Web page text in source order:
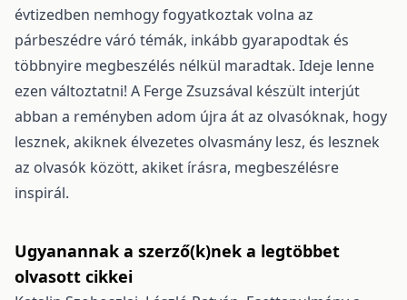
évtizedben nemhogy fogyatkoztak volna az
párbeszédre váró témák, inkább gyarapodtak és
többnyire megbeszélés nélkül maradtak. Ideje lenne
ezen változtatni! A Ferge Zsuzsával készült interjút
abban a reményben adom újra át az olvasóknak, hogy
lesznek, akiknek élvezetes olvasmány lesz, és lesznek
az olvasók között, akiket írásra, megbeszélésre
inspirál.
Ugyanannak a szerző(k)nek a legtöbbet
olvasott cikkei